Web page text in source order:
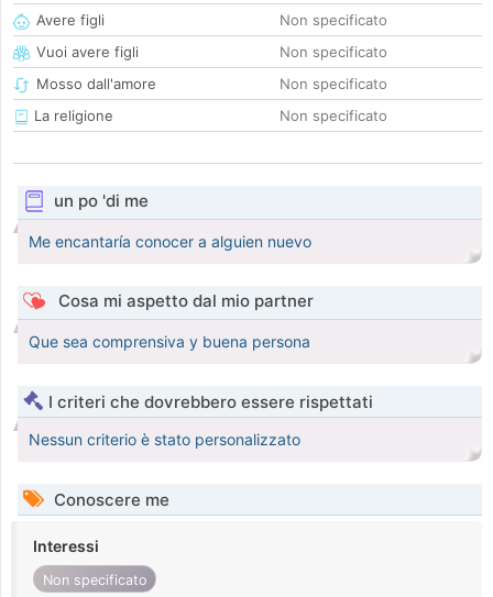
Avere figli
Non specificato
Vuoi avere figli
Non specificato
Mosso dall'amore
Non specificato
La religione
Non specificato
un po 'di me
Me encantaría conocer a alguien nuevo
Cosa mi aspetto dal mio partner
Que sea comprensiva y buena persona
I criteri che dovrebbero essere rispettati
Nessun criterio è stato personalizzato
Conoscere me
Interessi
Non specificato